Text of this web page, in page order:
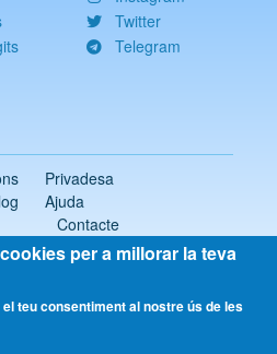
Twitter
Telegram
Privadesa
Ajuda
Contacte
©mirador.cat
drets reservats
per a millorar la teva
teu consentiment al nostre ús de les